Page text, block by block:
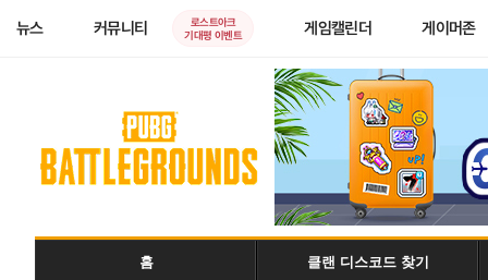
뉴스 커뮤니티
로스트아크
기대평 이벤트
게임캘린더 게이머존
홈 클랜 디스코드 찾기